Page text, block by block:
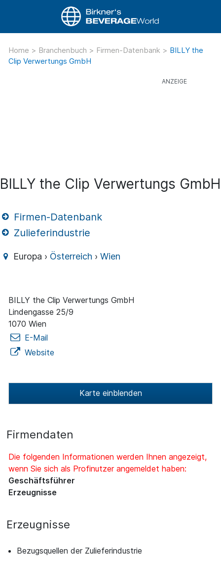
Home > Branchenbuch > Firmen-Datenbank > BILLY the
Clip Verwertungs GmbH
BILLY the Clip Verwertungs GmbH
Firmen-Datenbank
Zulieferindustrie
Europa › Österreich ›Wien
BILLY the Clip Verwertungs GmbH
Lindengasse 25/9
1070 Wien
E-Mail
Website
Karte einblenden
Firmendaten
Die folgenden Informationen werden Ihnen angezeigt,
wenn Sie sich als Profinutzer angemeldet haben:
Geschäftsführer
Erzeugnisse
Erzeugnisse
Bezugsquellen der Zulieferindustrie